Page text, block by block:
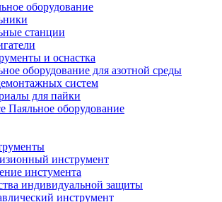
оборудование
станции
и оснастка
оборудование для азотной среды
систем
для пайки
Паяльное оборудование
инструмент
инстумента
индивидуальной защиты
инструмент